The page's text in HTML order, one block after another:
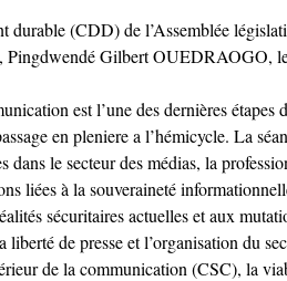
(CDD) de l’Assemblée
Pingdwendé Gilbert OUEDRAOGO,
est l’une des dernières
en pleniere a l’hémicycle. La
le secteur des médias, la
liées à la souveraineté
sécuritaires actuelles et aux
de presse et l’organisation du
de la communication (CSC), la